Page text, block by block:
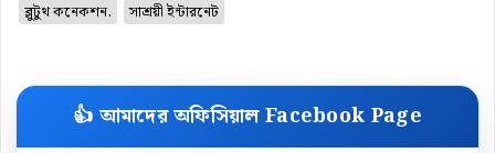
ব্লুটুথ কনেকশন.
সাশ্রয়ী ইন্টারনেট
👍 আমাদের অফিসিয়াল Facebook Page